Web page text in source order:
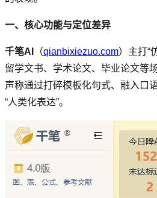
一、核心功能与定位差异
千笔AI （qianbixiezuo.com）主打“
留学文书、学术论文、毕业论文等
声称通过打碎模板化句式、融入口
“人类化表达”。